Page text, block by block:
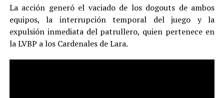
La acción generó el vaciado de los dogouts de ambos
equipos, la interrupción temporal del juego y la
expulsión inmediata del patrullero, quien pertenece en
la LVBP a los Cardenales de Lara.